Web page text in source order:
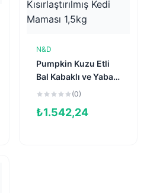
N&D
Pumpkin Kuzu Etli
Bal Kabaklı ve Yaban
Mersinli Tahılsız
Maması 1,5kg
(0)
₺1.542,24